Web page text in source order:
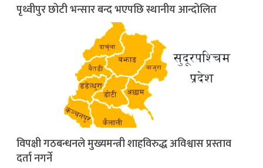
पृथ्वीपुर छोटी भन्सार बन्द भएपछि स्थानीय आन्दोलित
विपक्षी गठबन्धनले मुख्यमन्त्री शाहविरुद्ध अविश्वास प्रस्ताव
दर्ता नगर्ने